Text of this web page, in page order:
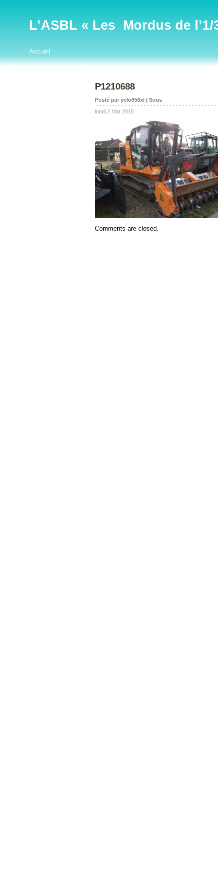
L’ASBL « Les Mordus de l’1/
Accueil
P1210688
Posté par yelo956xl | Sous
lundi 2 Mar 2015
Comments are closed.